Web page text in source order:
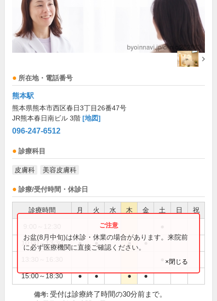
所在地・電話番号
熊本駅
熊本県熊本市西区春日3丁目26番47号
JR熊本春日南ビル 3階 [地図]
096-247-6512
診療科目
皮膚科 美容皮膚科
診療/受付時間・休診日
診療時間 月 火 水 木 金 土 日 祝
10:00～13:30 ● ● ● ●
15:00～18:30 ● ● ● ●
お盆(8月中旬)は休診・休業の場合があります。来院前
に必ず医療機関に直接ご確認ください。
×閉じる
備考: 受付は診療終了時間の30分前まで。